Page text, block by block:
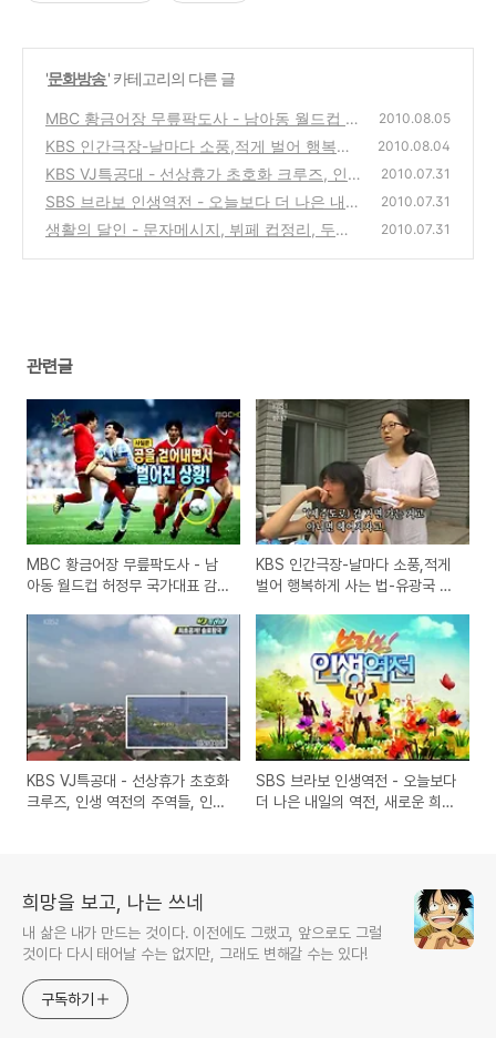
'문화방송' 카테고리의 다른 글
MBC 황금어장 무릎팍도사 - 남아동 월드컵 허
정무 국가대표 감독
(0)
2010.08.05
KBS 인간극장-날마다 소풍,적게 벌어 행복하
게 사는 법-유광국 염정은 부부의 제주도 삶 이
야기
(4)
2010.08.04
KBS VJ특공대 - 선상휴가 초호화 크루즈, 인
생 역전의 주역들, 인도네시아 솔로왕국, 미혼
모 이야기
(0)
2010.07.31
SBS 브라보 인생역전 - 오늘보다 더 나은 내일
의 역전, 새로운 희망찾기
(0)
2010.07.31
생활의 달인 - 문자메시지, 뷔페 컵정리, 두루
2010.07.31
관련글
MBC 황금어장 무릎팍도사 - 남
아동 월드컵 허정무 국가대표 감
KBS 인간극장-날마다 소풍,적게
벌어 행복하게 사는 법-유광국 염
KBS VJ특공대 - 선상휴가 초호화
크루즈, 인생 역전의 주역들, 인도
SBS 브라보 인생역전 - 오늘보다
더 나은 내일의 역전, 새로운 희망
희망을 보고, 나는 쓰네
내 삶은 내가 만드는 것이다. 이전에도 그랬고, 앞으로도 그럴
것이다 다시 태어날 수는 없지만, 그래도 변해갈 수는 있다!
구독하기